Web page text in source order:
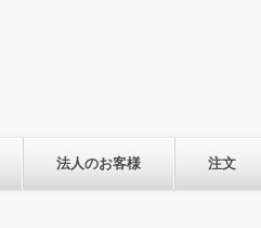
法人のお客様 注文